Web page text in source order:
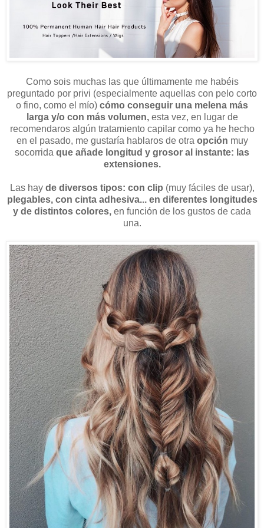
Como sois muchas las que últimamente me habéis
preguntado por privi (especialmente aquellas con pelo corto
o fino, como el mío) cómo conseguir una melena más
larga y/o con más volumen,esta vez, en lugar de
recomendaros algún tratamiento capilar como ya he hecho
en el pasado, me gustaría hablaros de otra opción muy
socorrida que añade longitud y grosor al instante: las
extensiones.
Las hay de diversos tipos: con clip (muy fáciles de usar),
plegables, con cinta adhesiva... en diferentes longitudes
y de distintos colores, en función de los gustos de cada
una.